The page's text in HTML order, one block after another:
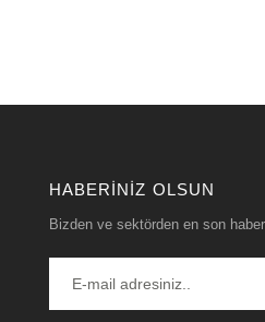
HABERINIZ OLSUN
Bizden ve sektörden en son